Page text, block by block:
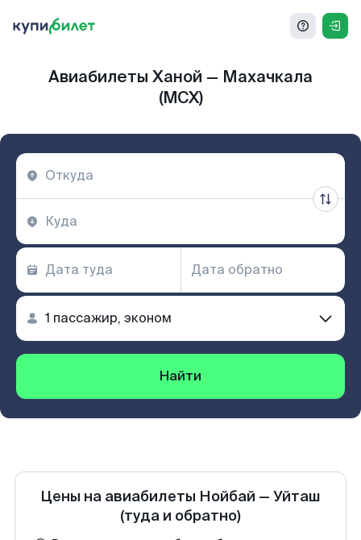
Авиабилеты Ханой — Махачкала
(MCX)
Найти
Цены на авиабилеты Нойбай — Уйташ
(туда и обратно)